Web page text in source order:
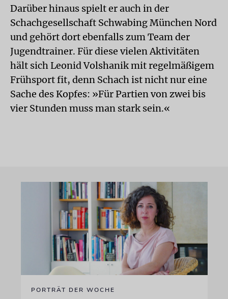
Darüber hinaus spielt er auch in der
Schachgesellschaft Schwabing München Nord
und gehört dort ebenfalls zum Team der
Jugendtrainer. Für diese vielen Aktivitäten
hält sich Leonid Volshanik mit regelmäßigem
Frühsport fit, denn Schach ist nicht nur eine
Sache des Kopfes: »Für Partien von zwei bis
vier Stunden muss man stark sein.«
PORTRÄT DER WOCHE